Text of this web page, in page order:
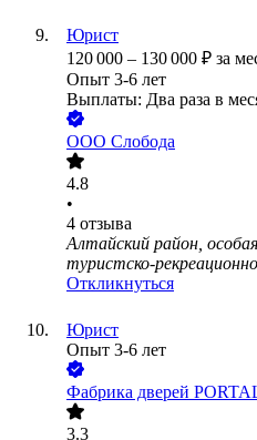
Юрист
120 000 – 130 000 ₽ за
Опыт 3-6 лет
Выплаты: Два раза в
ООО Слобода
4.8
•
4 отзыва
Алтайский район,
туристско-
Откликнуться
Юрист
Опыт 3-6 лет
Фабрика дверей
3.3